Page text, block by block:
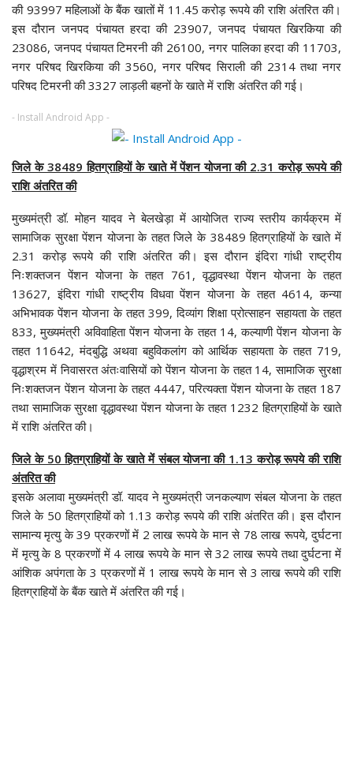
की 93997 महिलाओं के बैंक खातों में 11.45 करोड़ रूपये की राशि अंतरित की।
इस दौरान जनपद पंचायत हरदा की 23907, जनपद पंचायत खिरकिया की
23086, जनपद पंचायत टिमरनी की 26100, नगर पालिका हरदा की 11703,
नगर परिषद खिरकिया की 3560, नगर परिषद सिराली की 2314 तथा नगर
परिषद टिमरनी की 3327 लाड़ली बहनों के खाते में राशि अंतरित की गई।
- Install Android App -
जिले के 38489 हितग्राहियों के खाते में पेंशन योजना की 2.31 करोड़ रूपये की
राशि अंतरित की
मुख्यमंत्री डॉ. मोहन यादव ने बेलखेड़ा में आयोजित राज्य स्तरीय कार्यक्रम में
सामाजिक सुरक्षा पेंशन योजना के तहत जिले के 38489 हितग्राहियों के खाते में
2.31 करोड़ रूपये की राशि अंतरित की। इस दौरान इंदिरा गांधी राष्ट्रीय
निःशक्तजन पेंशन योजना के तहत 761, वृद्धावस्था पेंशन योजना के तहत
13627, इंदिरा गांधी राष्ट्रीय विधवा पेंशन योजना के तहत 4614, कन्या
अभिभावक पेंशन योजना के तहत 399, दिव्यांग शिक्षा प्रोत्साहन सहायता के तहत
833, मुख्यमंत्री अविवाहिता पेंशन योजना के तहत 14, कल्याणी पेंशन योजना के
तहत 11642, मंदबुद्धि अथवा बहुविकलांग को आर्थिक सहायता के तहत 719,
वृद्धाश्रम में निवासरत अंतःवासियों को पेंशन योजना के तहत 14, सामाजिक सुरक्षा
निःशक्तजन पेंशन योजना के तहत 4447, परित्यक्ता पेंशन योजना के तहत 187
तथा सामाजिक सुरक्षा वृद्धावस्था पेंशन योजना के तहत 1232 हितग्राहियों के खाते
में राशि अंतरित की।
जिले के 50 हितग्राहियों के खाते में संबल योजना की 1.13 करोड़ रूपये की राशि
अंतरित की
इसके अलावा मुख्यमंत्री डॉ. यादव ने मुख्यमंत्री जनकल्याण संबल योजना के तहत
जिले के 50 हितग्राहियों को 1.13 करोड़ रूपये की राशि अंतरित की। इस दौरान
सामान्य मृत्यु के 39 प्रकरणों में 2 लाख रूपये के मान से 78 लाख रूपये, दुर्घटना
में मृत्यु के 8 प्रकरणों में 4 लाख रूपये के मान से 32 लाख रूपये तथा दुर्घटना में
आंशिक अपंगता के 3 प्रकरणों में 1 लाख रूपये के मान से 3 लाख रूपये की राशि
हितग्राहियों के बैंक खाते में अंतरित की गई।